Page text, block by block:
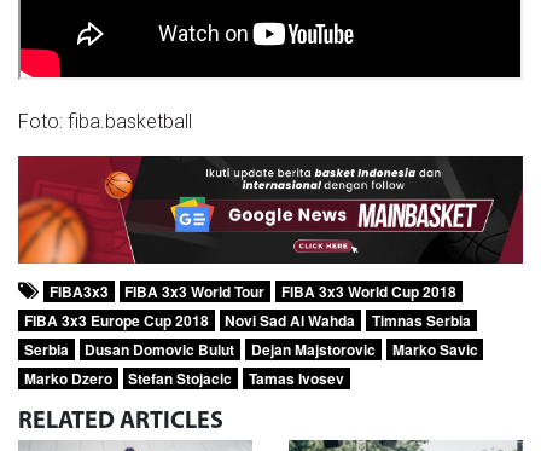
Foto: fiba.basketball
FIBA3x3 FIBA 3x3 World Tour
FIBA 3x3 World Cup 2018
FIBA 3x3 Europe Cup 2018
Novi Sad Al Wahda
Timnas Serbia
Serbia
Dusan Domovic Bulut Dejan Majstorovic
Marko Savic
Marko Dzero
Stefan Stojacic Tamas Ivosev
RELATED ARTICLES